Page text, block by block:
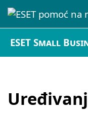
ESET Small